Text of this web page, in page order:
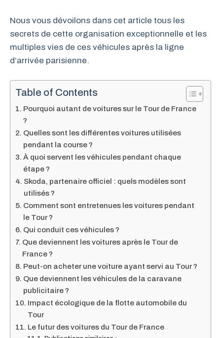
Nous vous dévoilons dans cet article tous les
secrets de cette organisation exceptionnelle et les
multiples vies de ces véhicules après la ligne
d’arrivée parisienne.
Table of Contents
Pourquoi autant de voitures sur le Tour de France
?
Quelles sont les différentes voitures utilisées
pendant la course ?
À quoi servent les véhicules pendant chaque
étape ?
Skoda, partenaire officiel : quels modèles sont
utilisés ?
Comment sont entretenues les voitures pendant
le Tour ?
Qui conduit ces véhicules ?
Que deviennent les voitures après le Tour de
France ?
Peut-on acheter une voiture ayant servi au Tour ?
Que deviennent les véhicules de la caravane
publicitaire ?
Impact écologique de la flotte automobile du
Tour
Le futur des voitures du Tour de France